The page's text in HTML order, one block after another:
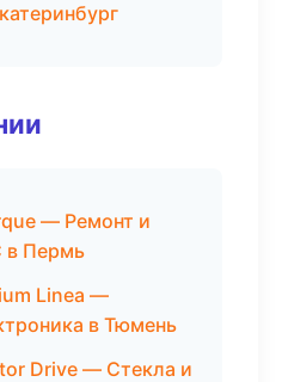
— Ремонт и
в Пермь
Linea —
в Тюмень
Drive — Стекла и